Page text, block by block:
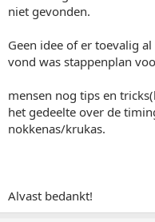
niet gevonden.
Geen idee of er toevalig
vond was stappenplan
mensen nog tips en
het gedeelte over de
nokkenas/krukas.
Alvast bedankt!